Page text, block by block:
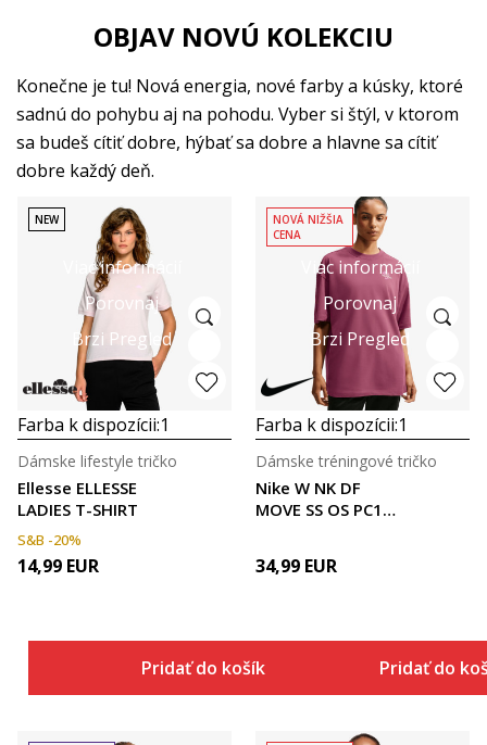
OBJAV NOVÚ KOLEKCIU
Konečne je tu! Nová energia, nové farby a kúsky, ktoré
sadnú do pohybu aj na pohodu. Vyber si štýl, v ktorom
sa budeš cítiť dobre, hýbať sa dobre a hlavne sa cítiť
dobre každý deň.
Viac informácií
Porovnaj
Brzi Pregled
NEW
Farba k dispozícii:1
Ellesse ELLESSE
LADIES T-SHIRT
Dámske lifestyle tričko
S&B -20%
14,99 EUR
Pridať do košíka
Viac informácií
Porovnaj
Brzi Pregled
NOVÁ NIŽŠIA
CENA
Farba k dispozícii:1
Nike W NK DF
MOVE SS OS PC1
Dámske tréningové tričko
34,99 EUR
Pridať do